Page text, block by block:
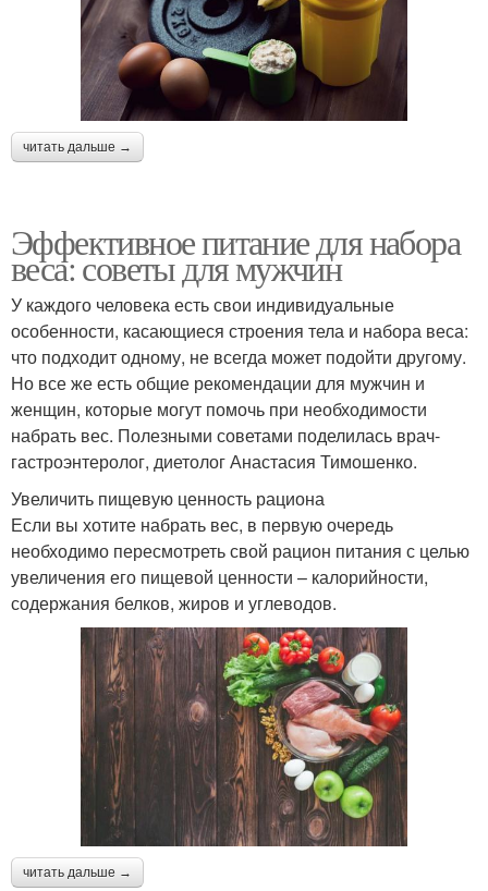
читать дальше →
Эффективное питание для набора
веса: советы для мужчин
У каждого человека есть свои индивидуальные
особенности, касающиеся строения тела и набора веса:
что подходит одному, не всегда может подойти другому.
Но все же есть общие рекомендации для мужчин и
женщин, которые могут помочь при необходимости
набрать вес. Полезными советами поделилась врач-
гастроэнтеролог, диетолог Анастасия Тимошенко.
Увеличить пищевую ценность рациона
Если вы хотите набрать вес, в первую очередь
необходимо пересмотреть свой рацион питания с целью
увеличения его пищевой ценности – калорийности,
содержания белков, жиров и углеводов.
читать дальше →